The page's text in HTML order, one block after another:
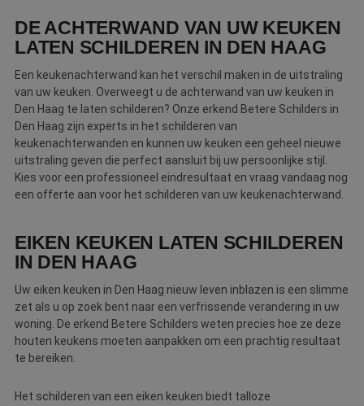
brengt werken met verfdampen veiligheidsrisico's met
zich mee.
DE ACHTERWAND VAN UW KEUKEN
LATEN SCHILDEREN IN DEN HAAG
Een keukenachterwand kan het verschil maken in de uitstraling
van uw keuken. Overweegt u de achterwand van uw keuken in
Den Haag te laten schilderen? Onze erkend Betere Schilders in
Den Haag zijn experts in het schilderen van
keukenachterwanden en kunnen uw keuken een geheel nieuwe
uitstraling geven die perfect aansluit bij uw persoonlijke stijl.
Kies voor een professioneel eindresultaat en vraag vandaag nog
een offerte aan voor het schilderen van uw keukenachterwand.
EIKEN KEUKEN LATEN SCHILDEREN
IN DEN HAAG
Uw eiken keuken in Den Haag nieuw leven inblazen is een slimme
zet als u op zoek bent naar een verfrissende verandering in uw
woning. De erkend Betere Schilders weten precies hoe ze deze
houten keukens moeten aanpakken om een prachtig resultaat
te bereiken.
Het schilderen van een eiken keuken biedt talloze